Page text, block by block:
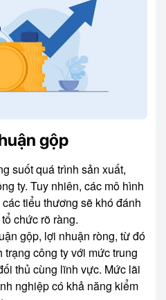
gộp
suốt quá trình sản xuất,
ty. Tuy nhiên, các mô hình
tiểu thương sẽ khó đánh
chức rõ ràng.
gộp, lợi nhuận ròng, từ đó
công ty với mức trung
thủ cùng lĩnh vực. Mức lãi
nghiệp có khả năng kiểm